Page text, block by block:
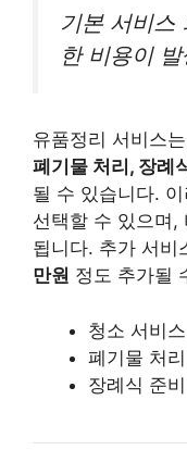
기본 서비스
한 비용이
유품정리 서비스
폐기물 처리, 장례
될 수 있습니다.
선택할 수 있으며,
됩니다. 추가 서비
만원 정도 추가될
청소 서비스
폐기물 처리
장례식 준비